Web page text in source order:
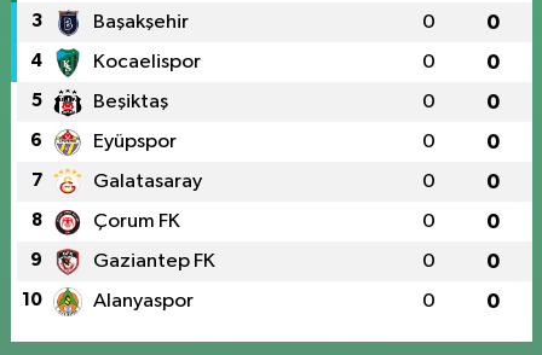
3 Başakşehir 0 0
4 Kocaelispor 0 0
5 Beşiktaş 0 0
6 Eyüpspor 0 0
7 Galatasaray 0 0
8 Çorum FK 0 0
9 Gaziantep FK 0 0
10 Alanyaspor 0 0